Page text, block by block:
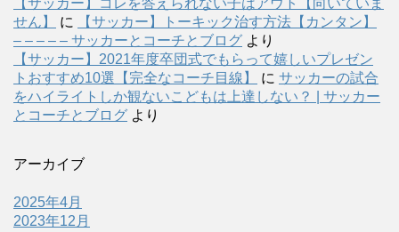
【サッカー】コレを答えられない子はアウト【向いていま
せん】
に
【サッカー】トーキック治す方法【カンタン】
– – – – – サッカーとコーチとブログ より
【サッカー】2021年度卒団式でもらって嬉しいプレゼン
トおすすめ10選【完全なコーチ目線】
に サッカーの試合
をハイライトしか観ないこどもは上達しない？ | サッカー
とコーチとブログ より
アーカイブ
2025年4月
2023年12月